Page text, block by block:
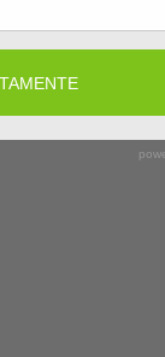
à sua
fato reforça
Everson